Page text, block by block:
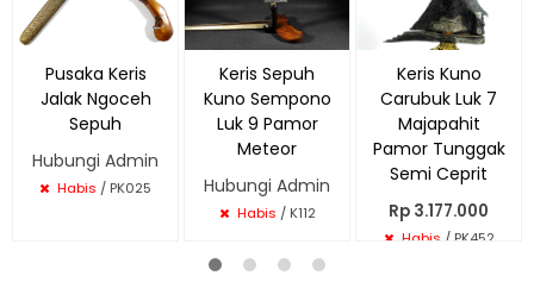
Pusaka Keris
Jalak Ngoceh
Sepuh
Hubungi Admin
Habis / PK025
Keris Sepuh
Kuno Sempono
Luk 9 Pamor
Meteor
Hubungi Admin
Habis / K112
Keris Kuno
Carubuk Luk 7
Majapahit
Pamor Tunggak
Semi Ceprit
Rp 3.177.000
Habis / PK452